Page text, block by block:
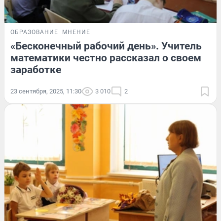
ОБРАЗОВАНИЕ МНЕНИЕ
«Бесконечный рабочий день». Учитель
математики честно рассказал о своем
заработке
23 сентября, 2025, 11:30 3 010 2